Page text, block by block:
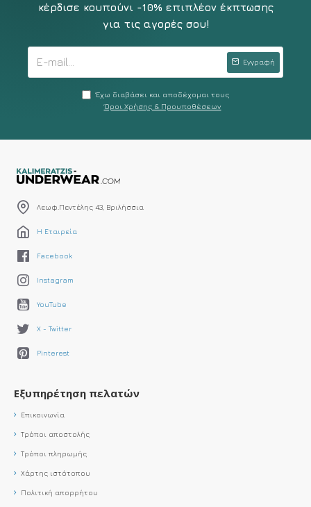
κέρδισε κουπούνι -10% επιπλέον έκπτωσης
για τις αγορές σου!
Εγγραφή
Έχω διαβάσει και αποδέχομαι τους
Όροι Χρήσης & Προυποθέσεων
Λεωφ.Πεντέλης 43, Βριλήσσια
Η Εταιρεία
Facebook
Instagram
YouTube
X - Twitter
Pinterest
Εξυπηρέτηση πελατών
Επικοινωνία
Τρόποι αποστολής
Τρόποι πληρωμής
Χάρτης ιστότοπου
Πολιτική απορρήτου